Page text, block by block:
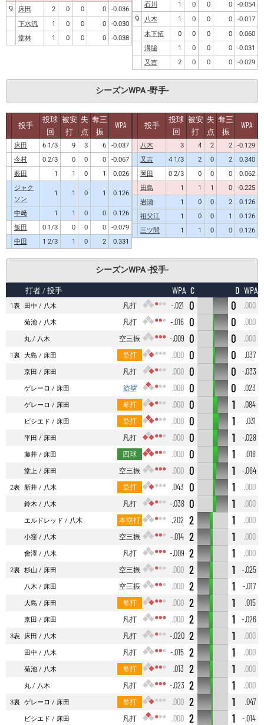
9 床田 2 0 0 0 -0.036
下水流
1 0 0 0 -0.030
堂林
1 0 0 0 -0.038
石川
1 0 0 0 -0.054
9 八木 1 0 0 0 -0.017
木下拓
0 0 0 0
0.060
溝脇
1 0 0 0 -0.031
又吉
2 0 0 0 -0.029
シーズンWPA -野手-
投手
投球
回
被安
打
失
点
奪三
振
WPA
床田 6 1/3 9 3 6 -0.037
今村
0 2/3 0 0 0 -0.067
薮田
1 1 0 1
0.026
ジャク
ソン
1 1 0 1
0.126
中﨑
1 1 0 0
0.126
飯田
0 1/3 0 0 0 -0.079
中田
1 2/3 1 0 2 0.331
投手
投球
回
被安
打
失
点
奪三
振
WPA
八木 3 4 2 2 -0.129
又吉
4 1/3 2 0 2
0.340
岡田
0 2/3 0 0 0
0.062
田島
1 1 1 0 -0.225
岩瀬
1 0 0 2
0.126
祖父江
1 0 0 1
0.126
三ツ間
1 1 0 0 0.126
シーズンWPA -投手-
打者/ 投手 WPA C D WPA
1表 田中 八木 凡打 -.021 0 0
.000
菊池
八木 凡打 -.016 0 0
.000
丸
八木 空三振 -.009 0 0
.000
1裏 大島 床田 単打 .000 0 0
.037
京田
床田 凡打 .000 0 0 -.033
ゲレーロ
床田 盗塁 .000 0 0
.023
ゲレーロ
床田 単打 .000 0 1
.084
ビシエド
床田 単打 .000 0 1
.031
平田
床田 凡打 .000 0 1
-.028
藤井
床田 四球 .000 0 1
.018
堂上
床田 空三振 .000 0 1
-.064
2表 新井 八木 単打 .043 0 1
.000
鈴木
八木 凡打 -.038 0 1
.000
エルドレッド
八木 本塁打 .202 2 1
.000
小窪
八木 空三振 -.014 2 1
.000
會澤
八木 凡打 -.009 2 1
.000
2裏 杉山 床田 空三振 .000 2 1
-.025
八木
床田 空三振 .000 2 1
-.017
大島
床田 単打 .000 2 1
.015
京田
床田 凡打 .000 2 1
-.026
3表 床田 八木 凡打 -.020 2 1
.000
田中
八木 凡打 -.015 2 1
.000
菊池
八木 単打 .013 2 1
.000
丸
八木 凡打 -.023 2 1
.000
3裏 ゲレーロ 床田 単打 .000 2 1
.047
ビシエド
床田 凡打 .000 2 1 -.014